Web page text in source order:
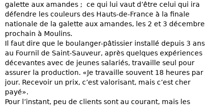
galette aux amandes ; ce qui lui vaut d’être celui qui ira
défendre les couleurs des Hauts-de-France à la finale
nationale de la galette aux amandes, les 2 et 3 décembre
prochain à Moulins.
Il faut dire que le boulanger-pâtissier installé depuis 3 ans
au Fournil de Saint-Sauveur, après quelques expériences
décevantes avec de jeunes salariés, travaille seul pour
assurer la production. «Je travaille souvent 18 heures par
jour. Recevoir un prix, c’est valorisant, mais c’est cher
payé».
Pour l’instant, peu de clients sont au courant, mais les